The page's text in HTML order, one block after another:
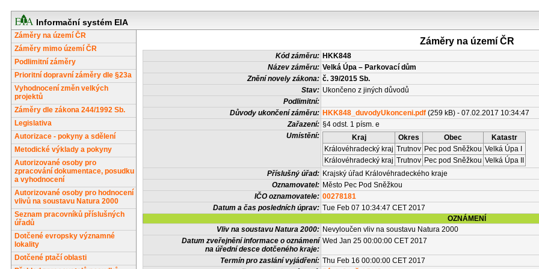
Informační systém EIA
Záměry na území ČR
Záměry mimo území ČR
Podlimitní záměry
Prioritní dopravní záměry dle §23a
Vyhodnocení změn velkých
projektů
Záměry dle zákona 244/1992 Sb.
Legislativa
Autorizace - pokyny a sdělení
Metodické výklady a pokyny
Autorizované osoby pro
zpracování dokumentace, posudku
a vyhodnocení
Autorizované osoby pro hodnocení
vlivů na soustavu Natura 2000
Seznam pracovníků příslušných
úřadů
Dotčené evropsky významné
lokality
Dotčené ptačí oblasti
Záměry na území ČR
Kód záměru: HKK848
Název záměru: Velká Úpa – Parkovací dům
Znění novely zákona: č. 39/2015 Sb.
Stav: Ukončeno z jiných důvodů
Podlimitní:
Důvody ukončení záměru: HKK848_duvodyUkonceni.pdf (259 kB) - 07.02.2017 10:34:47
Zařazení: §4 odst. 1 písm. e
Umístění:
Kraj Okres Obec
Katastr
Královéhradecký kraj Trutnov Pec pod Sněžkou Velká Úpa I
Královéhradecký kraj Trutnov Pec pod Sněžkou Velká Úpa II
Příslušný úřad: Krajský úřad Královéhradeckého kraje
Oznamovatel: Město Pec Pod Sněžkou
IČO oznamovatele: 00278181
Datum a čas posledních úprav: Tue Feb 07 10:34:47 CET 2017
OZNÁMENÍ
Vliv na soustavu Natura 2000: Nevyloučen vliv na soustavu Natura 2000
Datum zveřejnění informace o oznámení
na úřední desce dotčeného kraje:
Wed Jan 25 00:00:00 CET 2017
Termín pro zaslání vyjádření: Thu Feb 16 00:00:00 CET 2017